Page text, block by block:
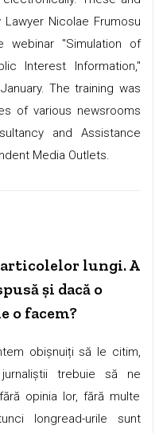
Nicolae Frumosu
"Simulation of
Interest Information,"
The training was
of various newsrooms
and Assistance
Media Outlets.
lungi. A
și dacă o
o facem?
obișnuiți să le citim,
trebuie să ne
opinia lor, fără multe
longread-urile sunt